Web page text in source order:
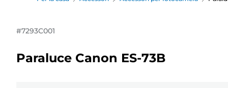
#7293C001
Paraluce Canon ES-73B